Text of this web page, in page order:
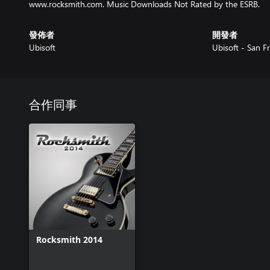
www.rocksmith.com. Music Downloads Not Rated by the ESRB.
發佈者
Ubisoft
開發者
Ubisoft - San
合作同事
Rocksmith 2014